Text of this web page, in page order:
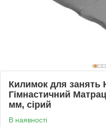
Килимок для занять
Гімнастичний
мм, сірий
В наявності